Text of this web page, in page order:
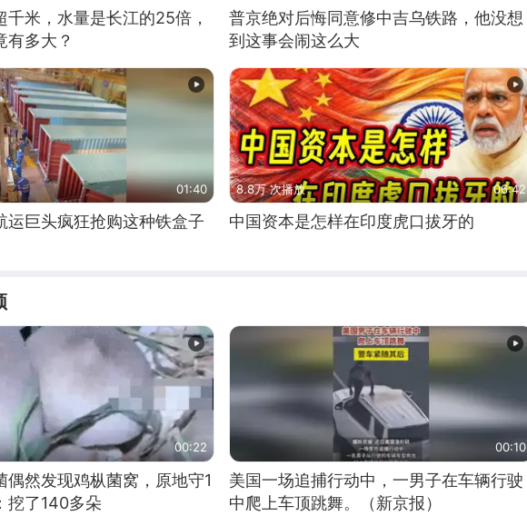
千米，水量是长江的25倍，
有多大？
普京绝对后悔同意修中吉乌铁路，他没想
到这事会闹这么大
01:40
运巨头疯狂抢购这种铁盒子
8.8万 次播放 06:42
中国资本是怎样在印度虎口拔牙的
00:22
偶然发现鸡枞菌窝，原地守1
挖了140多朵
00:10
美国一场追捕行动中，一男子在车辆行驶
中爬上车顶跳舞。（新京报）